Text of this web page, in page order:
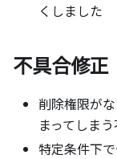
くしました
不具合修正
削除権限が
まってしま
特定条件下